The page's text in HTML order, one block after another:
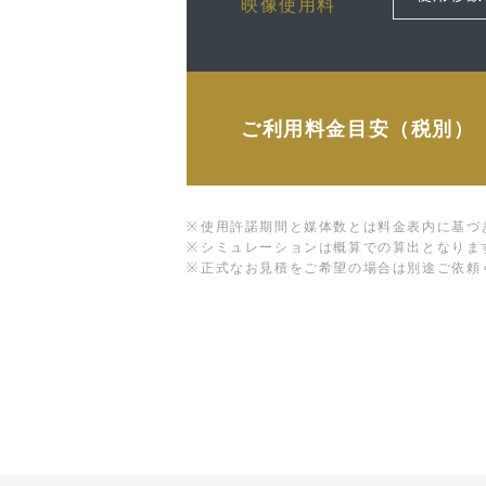
映像使用料
ご利用料金目安（税別）
※ 使用許諾期間と媒体数とは料金表内に基づ
※ シミュレーションは概算での算出となりま
※ 正式なお見積をご希望の場合は別途ご依頼